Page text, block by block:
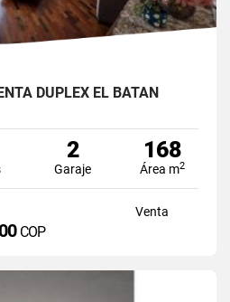
DÚPLEX EL BATÁN
2
Garaje
168
Área m2
Venta
COP